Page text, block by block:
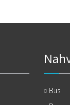
Bus